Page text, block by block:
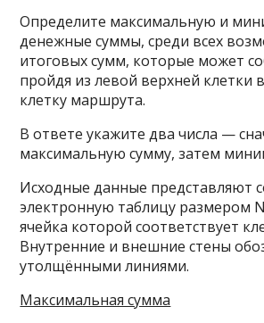
Определите максимальную и
денежные суммы, среди всех
итоговых сумм, которые может
пройдя из левой верхней клетки
клетку маршрута.
В ответе укажите два числа —
максимальную сумму, затем
Исходные данные представляют
электронную таблицу размером
ячейка которой соответствует
Внутренние и внешние стены
утолщёнными линиями.
Максимальная сумма